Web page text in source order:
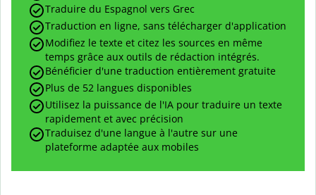
Traduire du Espagnol vers Grec
Traduction en ligne, sans télécharger d'application
Modifiez le texte et citez les sources en même
temps grâce aux outils de rédaction intégrés.
Bénéficier d'une traduction entièrement gratuite
Plus de 52 langues disponibles
Utilisez la puissance de l'IA pour traduire un texte
rapidement et avec précision
Traduisez d'une langue à l'autre sur une
plateforme adaptée aux mobiles